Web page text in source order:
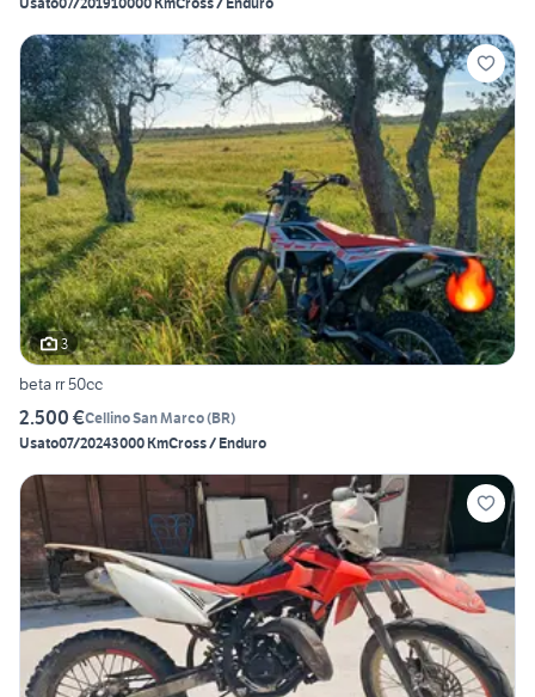
3
beta rr 50cc
2.500 €Cellino San Marco(BR)
Usato07/20243000 KmCross / Enduro